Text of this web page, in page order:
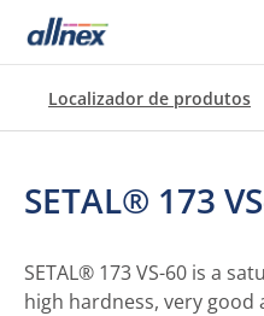
Localizador de produtos
SETAL® 173
SETAL® 173 VS-60 is a
high hardness, very good